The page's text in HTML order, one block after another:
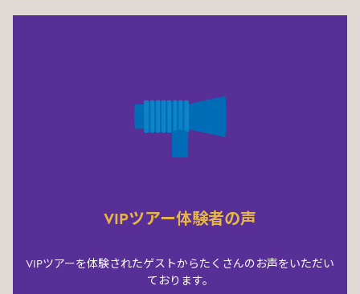
VIPツアー体験者の声
VIPツアーを体験されたゲストからたくさんのお声をいただい
ております。